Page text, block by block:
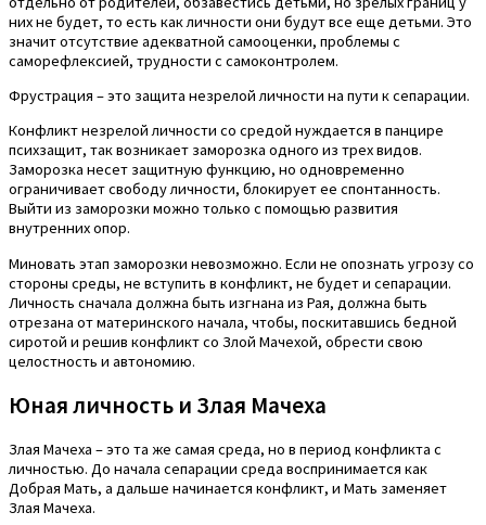
них не будет, то есть как личности они будут все еще детьми. Это
значит отсутствие адекватной самооценки, проблемы с
саморефлексией, трудности с самоконтролем.
Фрустрация – это защита незрелой личности на пути к сепарации.
Конфликт незрелой личности со средой нуждается в панцире
психзащит, так возникает заморозка одного из трех видов.
Заморозка несет защитную функцию, но одновременно
ограничивает свободу личности, блокирует ее спонтанность.
Выйти из заморозки можно только с помощью развития
внутренних опор.
Миновать этап заморозки невозможно. Если не опознать угрозу со
стороны среды, не вступить в конфликт, не будет и сепарации.
Личность сначала должна быть изгнана из Рая, должна быть
отрезана от материнского начала, чтобы, поскитавшись бедной
сиротой и решив конфликт со Злой Мачехой, обрести свою
целостность и автономию.
Юная личность и Злая Мачеха
Злая Мачеха – это та же самая среда, но в период конфликта с
личностью. До начала сепарации среда воспринимается как
Добрая Мать, а дальше начинается конфликт, и Мать заменяет
Злая Мачеха.